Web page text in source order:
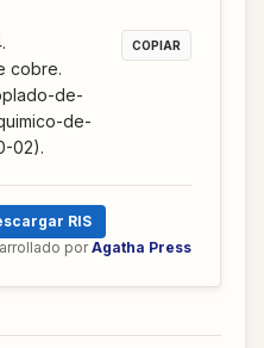
cobre.
de-
de-
02).
COPIAR
RIS
por Agatha Press